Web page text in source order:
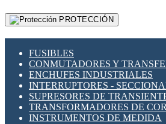
PROTECCIÓN
FUSIBLES
CONMUTADORES Y
ENCHUFES INDUSTRIALES
INTERRUPTORES -
SUPRESORES DE
TRANSFORMADORES DE
INSTRUMENTOS DE MEDIDA